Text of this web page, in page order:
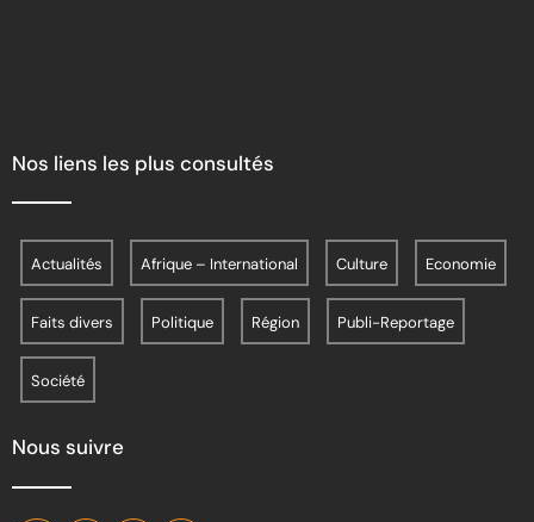
Nos liens les plus consultés
Actualités Afrique – International Culture Economie
Faits divers Politique Région Publi-Reportage
Société
Nous suivre